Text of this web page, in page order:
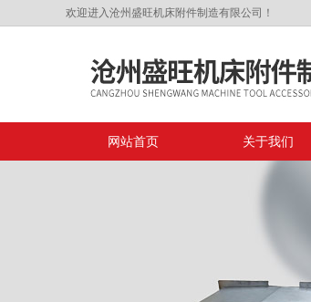
欢迎进入沧州盛旺机床附件制造有限公司！
网站首页 关于我们